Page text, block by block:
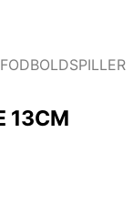
FODBOLDSPILLER
13CM